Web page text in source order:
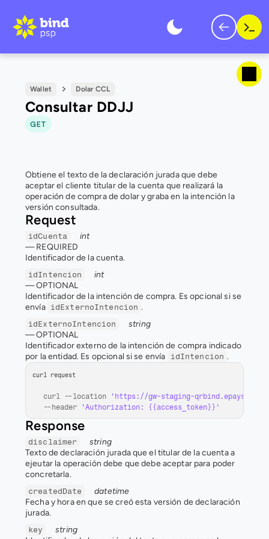
Wallet Dolar CCL
Consultar DDJJ
GET
Obtiene el texto de la declaración jurada que debe
aceptar el cliente titular de la cuenta que realizará la
operación de compra de dolar y graba en la intención la
versión consultada.
Request
idCuenta
int
— REQUIRED
Identificador de la cuenta.
idIntencion
int
— OPTIONAL
Identificador de la intención de compra. Es opcional si se
envía idExternoIntencion .
idExternoIntencion
string
— OPTIONAL
Identificador externo de la intención de compra indicado
por la entidad. Es opcional si se envía
idIntencion .
curl request
curl -- location
'https://gw-staging-
-- header 'Authorization: {{access_token}}'
Response
disclaimer
string
Texto de declaración jurada que el titular de la cuenta a
ejeutar la operación debe que debe aceptar para poder
concretarla.
createdDate
datetime
Fecha y hora en que se creó esta versión de declaración
jurada.
key
string